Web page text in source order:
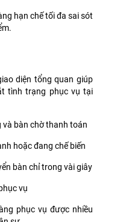
hạn chế tối đa sai sót
diện tổng quan giúp
tình trạng phục vụ tại
và bàn chờ thanh toán
hoặc đang chế biến
bàn chỉ trong vài giây
vụ
phục vụ được nhiều